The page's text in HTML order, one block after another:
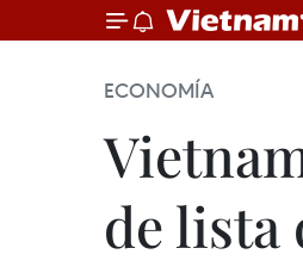
ECONOMÍA
de lista